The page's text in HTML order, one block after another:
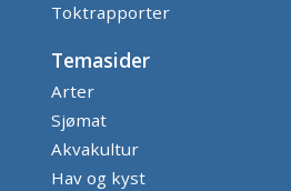
Toktrapporter
Temasider
Arter
Sjømat
Akvakultur
Hav og kyst